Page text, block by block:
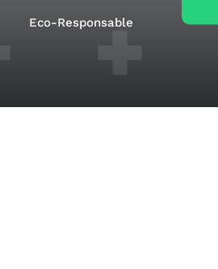
Eco-Responsable